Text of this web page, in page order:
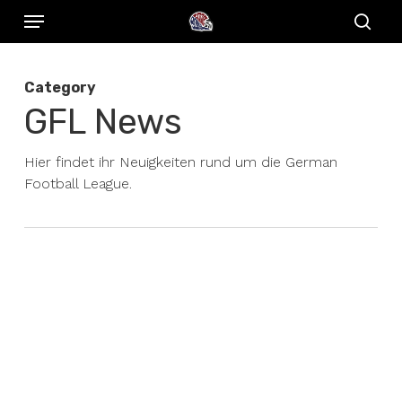
Skip
content
Menu
Category
GFL News
Hier findet ihr Neuigkeiten rund um die German
Football League.